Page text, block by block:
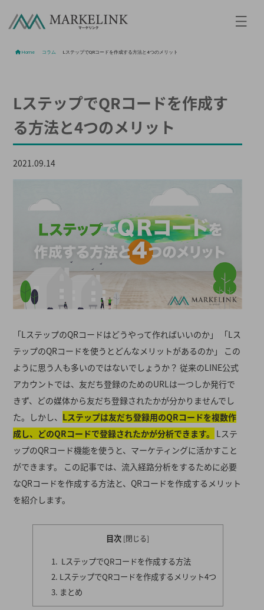
Home コラム LステップでQRコードを作成する方法と4つのメリット
LステップでQRコードを作成す
る方法と4つのメリット
2021.09.14
「LステップのQRコードはどうやって作ればいいのか」 「Lス
テップのQRコードを使うとどんなメリットがあるのか」 この
ように思う人も多いのではないでしょうか？ 従来のLINE公式
アカウントでは、友だち登録のためのURLは一つしか発行で
きず、どの媒体から友だち登録されたかが分かりませんでし
た。しかし、 Lステップは友だち登録用のQRコードを複数作
成し、どのQRコードで登録されたかが分析できます。
Lステ
ップのQRコード機能を使うと、マーケティングに活かすこと
ができます。 この記事では、流入経路分析をするために必要
なQRコードを作成する方法と、QRコードを作成するメリット
を紹介します。
目次 [閉じる]
LステップでQRコードを作成する方法
LステップでQRコードを作成するメリット4つ
まとめ